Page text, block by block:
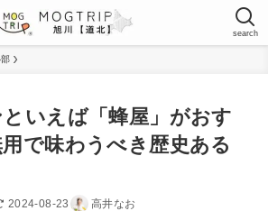
search
いえば「蜂屋」がおす
で味わうべき歴史ある
2024-08-23 高井なお